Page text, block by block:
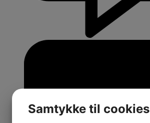
Samtykke til cookies